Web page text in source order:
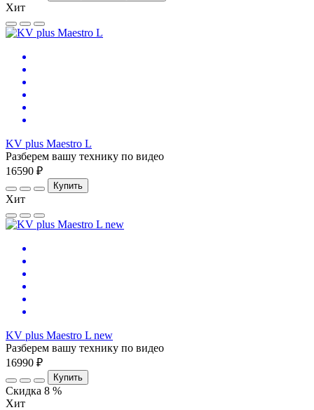
Хит
KV plus Maestro L
Разберем вашу технику по видео
16590 ₽
Купить
Хит
KV plus Maestro L new
Разберем вашу технику по видео
16990 ₽
Купить
Скидка 8 %
Хит